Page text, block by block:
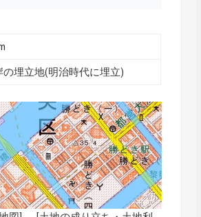
の埋立地(明治時代に埋立)